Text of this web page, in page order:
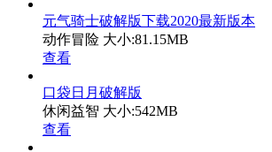
元气骑士破解版下载2020最新版本
动作冒险 大小:81.15MB
查看
口袋日月破解版
休闲益智 大小:542MB
查看